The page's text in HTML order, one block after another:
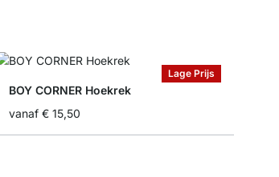
Lage Prijs
BOY CORNER Hoekrek
vanaf € 15,50